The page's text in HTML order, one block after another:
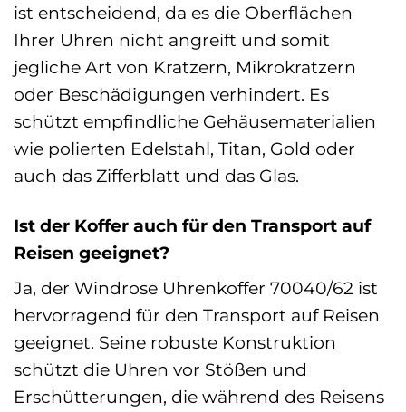
ist entscheidend, da es die Oberflächen
Ihrer Uhren nicht angreift und somit
jegliche Art von Kratzern, Mikrokratzern
oder Beschädigungen verhindert. Es
schützt empfindliche Gehäusematerialien
wie polierten Edelstahl, Titan, Gold oder
auch das Zifferblatt und das Glas.
Ist der Koffer auch für den Transport auf
Reisen geeignet?
Ja, der Windrose Uhrenkoffer 70040/62 ist
hervorragend für den Transport auf Reisen
geeignet. Seine robuste Konstruktion
schützt die Uhren vor Stößen und
Erschütterungen, die während des Reisens